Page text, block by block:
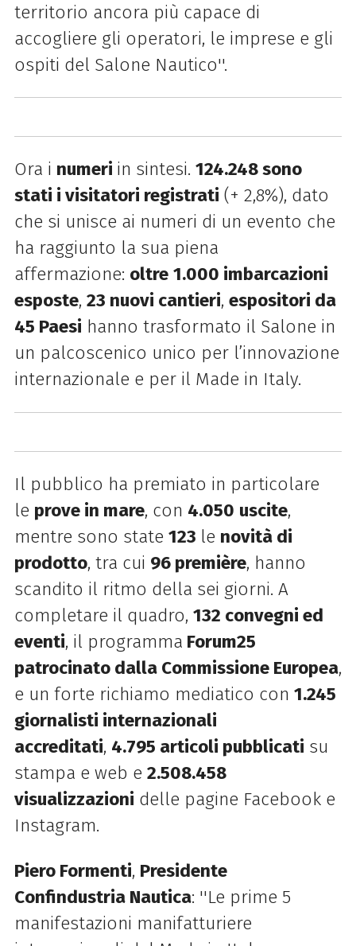
territorio ancora più capace di
accogliere gli operatori, le imprese e gli
ospiti del Salone Nautico''.
Ora i numeri in sintesi. 124.248 sono
stati i visitatori registrati (+ 2,8%), dato
che si unisce ai numeri di un evento che
ha raggiunto la sua piena
affermazione: oltre 1.000 imbarcazioni
esposte, 23 nuovi cantieri, espositori da
45 Paesi hanno trasformato il Salone in
un palcoscenico unico per l’innovazione
internazionale e per il Made in Italy.
Il pubblico ha premiato in particolare
le prove in mare, con 4.050 uscite,
mentre sono state 123 le novità di
prodotto, tra cui 96 première, hanno
scandito il ritmo della sei giorni. A
completare il quadro, 132 convegni ed
eventi, il programma Forum25
patrocinato dalla Commissione Europea,
e un forte richiamo mediatico con 1.245
giornalisti internazionali
accreditati, 4.795 articoli pubblicati su
stampa e web e 2.508.458
visualizzazioni delle pagine Facebook e
Instagram.
Piero Formenti, Presidente
Confindustria Nautica: ''Le prime 5
manifestazioni manifatturiere